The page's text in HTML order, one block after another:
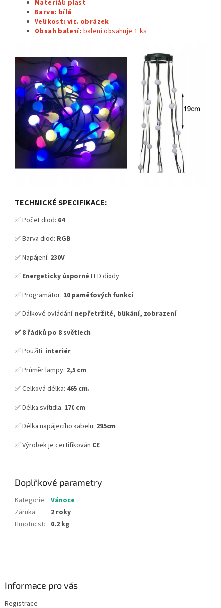
Materiál: plast
Barva: bílá
Velikost: viz. obrázek
Obsah balení: balení obsahuje 1 ks
TECHNICKÉ SPECIFIKACE:
✅ Počet diod: 64
✅ Barva diod: RGB
✅ Napájení: 230V
✅ Energeticky úsporné LED diody
✅ Programátor: 10 paměťových funkcí
✅ Dálkové ovládání: nepřetržité, blikání, zobrazení
✅ 8 řádků po 8 světlech
✅ Použití: interiér
✅ Průměr lampy: 2,5 cm
✅ Celková délka: 465 cm.
✅ Délka svítidla: 170 cm
✅ Délka napájecího kabelu: 295cm
✅ Výrobek je certifikován CE
Doplňkové parametry
Kategorie: Vánoce
Záruka:
2 roky
Hmotnost: 0.2 kg
Informace pro vás
Registrace